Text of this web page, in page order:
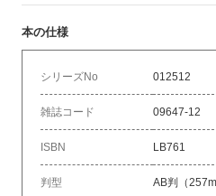
本の仕様
シリーズNo 012512
雑誌コード 09647-12
ISBN LB761
判型 AB判（